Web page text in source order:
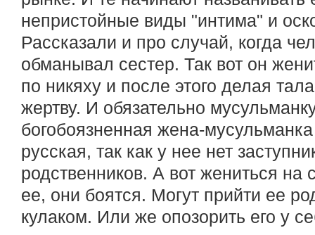
непристойные виды "интима" и
Рассказали и про случай, когда
обманывал сестер. Так вот он
по никяху и после этого делая
жертву. И обязательно
богобоязненная жена-
русская, так как у нее нет
родственников. А вот жениться на
ее, они боятся. Могут прийти ее
кулаком. Или же опозорить его у